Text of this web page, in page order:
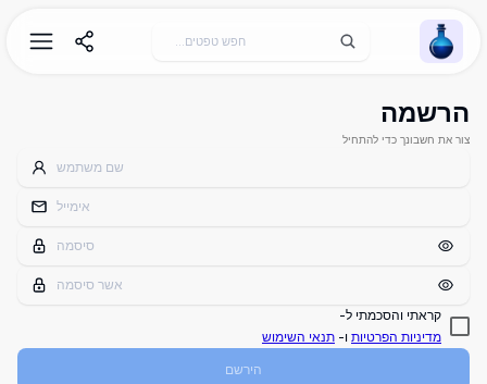
Wallpaper Alchemy
הרשמה
צור את חשבונך כדי להתחיל
קראתי והסכמתי ל-
מדיניות הפרטיות ו- תנאי השימוש
הירשם